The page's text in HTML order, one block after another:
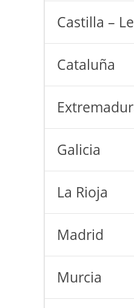
Castilla –
Cataluña
Galicia
La Rioja
Madrid
Murcia